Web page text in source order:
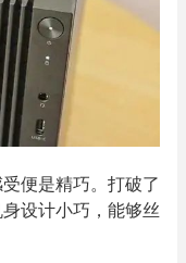
便是精巧。打破了
设计小巧，能够丝